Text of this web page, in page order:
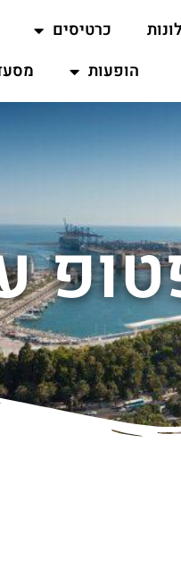
כרטיסים
הופעות